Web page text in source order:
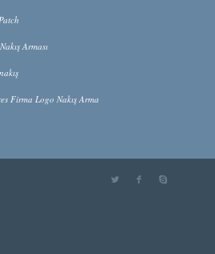
Arması
Firma Logo Nakış Arma